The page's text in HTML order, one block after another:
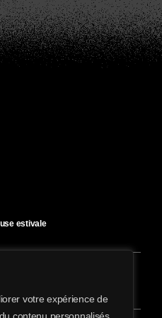
votre expérience de
estivale